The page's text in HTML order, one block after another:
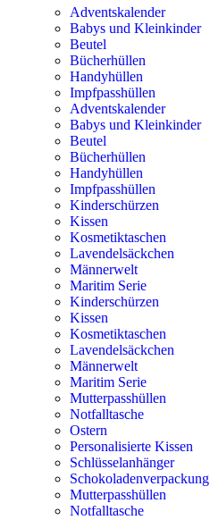
Adventskalender
Babys und Kleinkinder
Beutel
Bücherhüllen
Handyhüllen
Impfpasshüllen
Adventskalender
Babys und Kleinkinder
Beutel
Bücherhüllen
Handyhüllen
Impfpasshüllen
Kinderschürzen
Kissen
Kosmetiktaschen
Lavendelsäckchen
Männerwelt
Maritim Serie
Kinderschürzen
Kissen
Kosmetiktaschen
Lavendelsäckchen
Männerwelt
Maritim Serie
Mutterpasshüllen
Notfalltasche
Ostern
Personalisierte Kissen
Schlüsselanhänger
Schokoladenverpackung
Mutterpasshüllen
Notfalltasche